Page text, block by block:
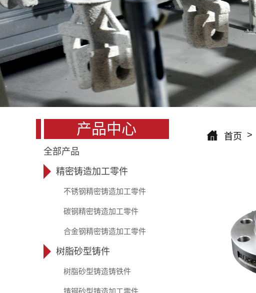
产品中心
全部产品
精密铸造加工零件
不锈钢精密铸造加工零件
碳钢精密铸造加工零件
合金钢精密铸造加工零件
树脂砂型铸件
树脂砂型铸造铸铁件
铸钢砂型铸造加工零件
首页 >